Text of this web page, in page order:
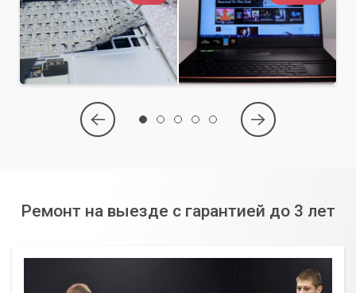
Ремонт на выезде с гарантией до 3 лет